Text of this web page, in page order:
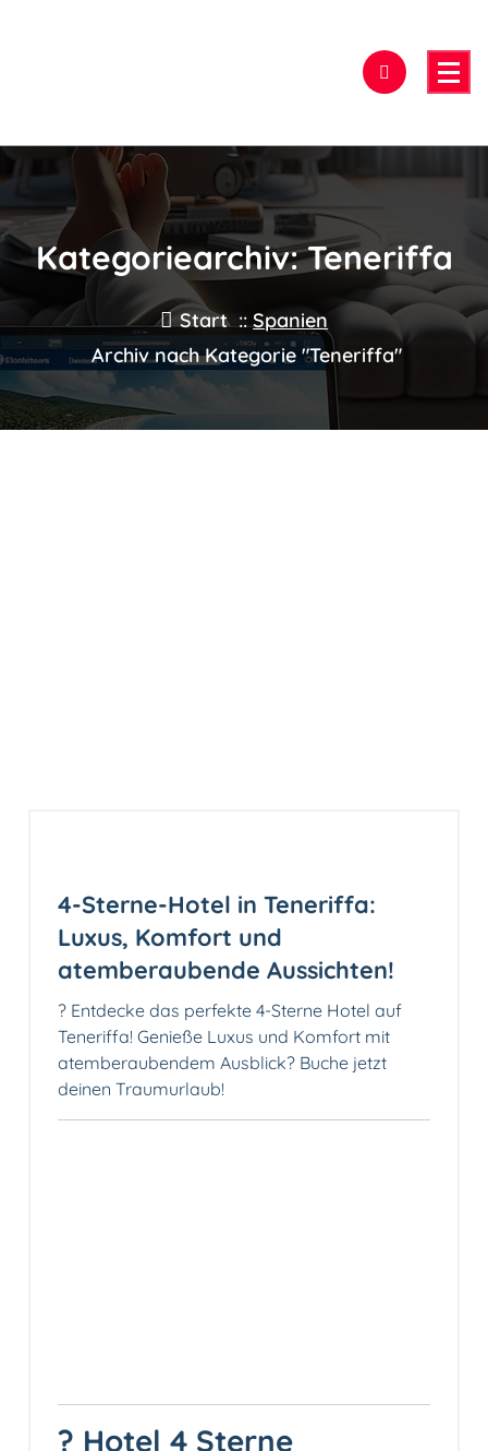
Kategoriearchiv: Teneriffa
Start ::Spanien
Archiv nach Kategorie "Teneriffa"
4-Sterne-Hotel in Teneriffa:
Luxus, Komfort und
atemberaubende Aussichten!
? Entdecke das perfekte 4-Sterne Hotel auf
Teneriffa! Genieße Luxus und Komfort mit
atemberaubendem Ausblick?️ Buche jetzt
deinen Traumurlaub!
? Hotel 4 Sterne